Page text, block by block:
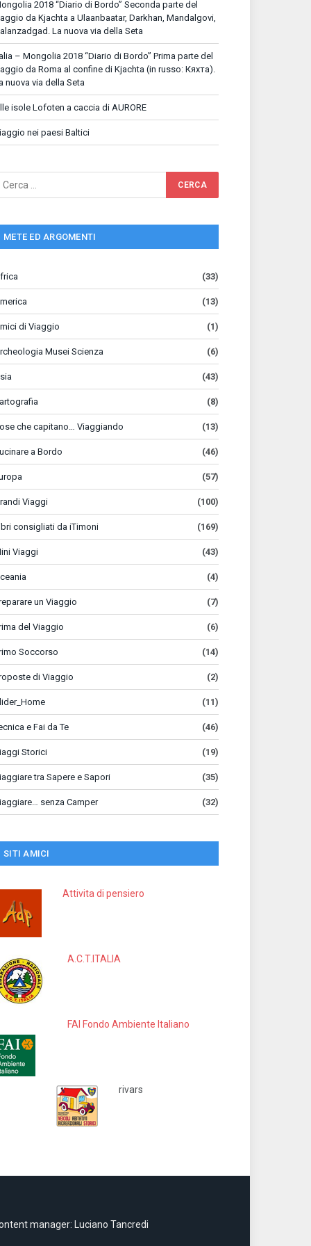
2018 “Diario di Bordo” Seconda parte del
da Kjachta a Ulaanbaatar, Darkhan, Mandalgovi,
La nuova via della Seta
– Mongolia 2018 “Diario di Bordo” Prima parte del
da Roma al confine di Kjachta (in russo: Кяхта).
nuova via della Seta
isole Lofoten a caccia di AURORE
nei paesi Baltici
METE ED ARGOMENTI
(33)
(13)
di Viaggio (1)
Musei Scienza (6)
(43)
(8)
che capitano… Viaggiando (13)
a Bordo (46)
(57)
Viaggi (100)
consigliati da iTimoni (169)
Viaggi (43)
(4)
un Viaggio (7)
del Viaggio (6)
Soccorso (14)
di Viaggio (2)
(11)
e Fai da Te (46)
Storici (19)
tra Sapere e Sapori (35)
senza Camper (32)
SITI AMICI
Attivita di pensiero
A.C.T.ITALIA
FAI Fondo Ambiente Italiano
rivars
manager: Luciano Tancredi